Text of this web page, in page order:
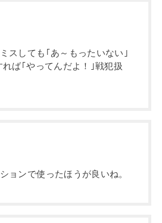
スしても｢あ～もったいない｣
ば｢やってんだよ！｣戦犯扱
ョンで使ったほうが良いね。